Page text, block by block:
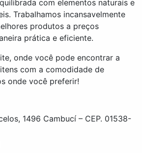
com elementos naturais e
Trabalhamos incansavelmente
produtos a preços
prática e eficiente.
onde você pode encontrar a
com a comodidade de
onde você preferir!
1496 Cambucí – CEP. 01538-